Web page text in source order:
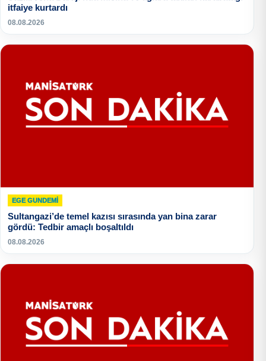
itfaiye kurtardı
08.08.2026
EGE GUNDEMİ
Sultangazi’de temel kazısı sırasında yan bina zarar
gördü: Tedbir amaçlı boşaltıldı
08.08.2026